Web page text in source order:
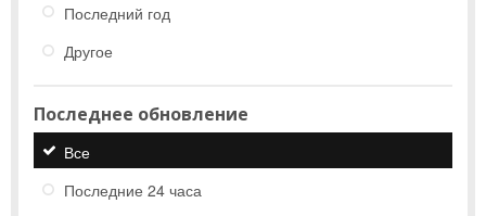
Последний год
Другое
Последнее обновление
Все
Последние 24 часа